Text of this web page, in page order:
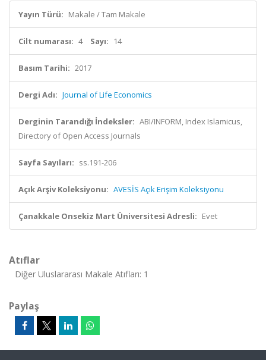
Yayın Türü: Makale / Tam Makale
Cilt numarası: 4 Sayı: 14
Basım Tarihi: 2017
Dergi Adı: Journal of Life Economics
Derginin Tarandığı İndeksler: ABI/INFORM, Index Islamicus,
Directory of Open Access Journals
Sayfa Sayıları: ss.191-206
Açık Arşiv Koleksiyonu: AVESİS Açık Erişim Koleksiyonu
Çanakkale Onsekiz Mart Üniversitesi Adresli: Evet
Atıflar
Diğer Uluslararası Makale Atıfları: 1
Paylaş